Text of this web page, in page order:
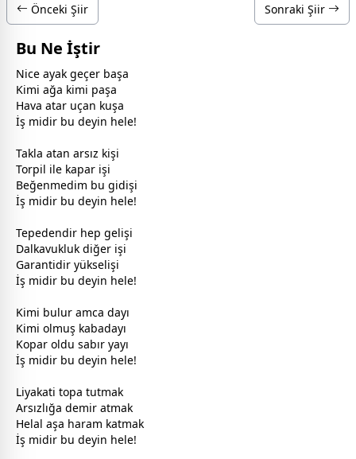
Önceki Şiir Sonraki Şiir
Bu Ne İştir
Nice ayak geçer başa
Kimi ağa kimi paşa
Hava atar uçan kuşa
İş midir bu deyin hele!
Takla atan arsız kişi
Torpil ile kapar işi
Beğenmedim bu gidişi
İş midir bu deyin hele!
Tepedendir hep gelişi
Dalkavukluk diğer işi
Garantidir yükselişi
İş midir bu deyin hele!
Kimi bulur amca dayı
Kimi olmuş kabadayı
Kopar oldu sabır yayı
İş midir bu deyin hele!
Liyakati topa tutmak
Arsızlığa demir atmak
Helal aşa haram katmak
İş midir bu deyin hele!